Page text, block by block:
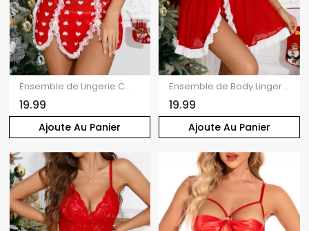
Ajoute Au Panier
Ensemble de Lingerie Cœur Imprimé en Dentelle Transparente Jointif à Ourlet Fendu pour Saint-Valentin
19.99
Ajoute Au Panier
Ensemble de Body Lingerie à Bretelle Réglable Découpé Contrasté Panneau en Dentelle à Col Plongeant
19.99